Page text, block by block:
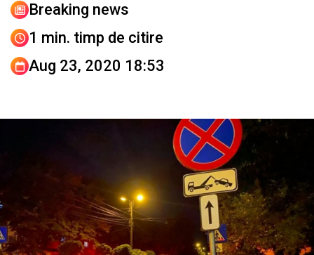
Breaking news
1 min. timp de citire
Aug 23, 2020 18:53